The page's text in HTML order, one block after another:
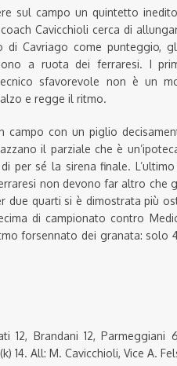
sul campo un quintetto
Cavicchioli cerca di
Cavriago come punteggio,
a ruota dei ferraresi. I
sfavorevole non è un
e regge il ritmo.
con un piglio
il parziale che è
per sé la sirena finale.
non devono far altro che
due quarti si è dimostrata più
di campionato contro
forsennato dei granata: solo
12, Brandani 12, Parmeggiani
14. All: M. Cavicchioli, Vice A.